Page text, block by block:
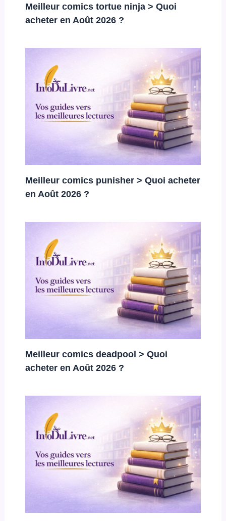
Meilleur comics tortue ninja > Quoi
acheter en Août 2026 ?
Meilleur comics punisher > Quoi acheter
en Août 2026 ?
Meilleur comics deadpool > Quoi
acheter en Août 2026 ?